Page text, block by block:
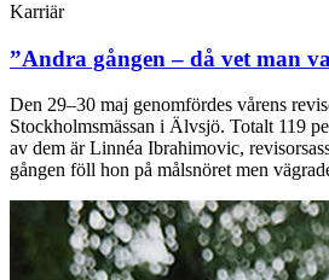
Karriär
”Andra gången – då vet man
Den 29–30 maj genomfördes vårens
Stockholmsmässan i Älvsjö. Totalt 119
av dem är Linnéa Ibrahimovic,
gången föll hon på målsnöret men